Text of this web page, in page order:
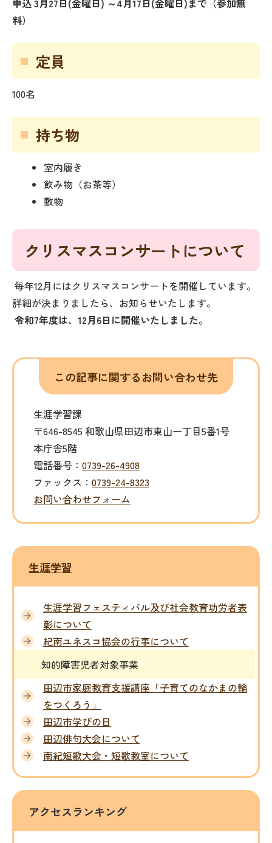
申込3月27日(金曜日) ～4月17日(金曜日)まで（参加無
料）
定員
100名
持ち物
室内履き
飲み物（お茶等）
敷物
クリスマスコンサートについて
毎年12月にはクリスマスコンサートを開催しています。
詳細が決まりましたら、お知らせいたします。
令和7年度は、12月6日に開催いたしました。
この記事に関するお問い合わせ先
生涯学習課
〒646-8545 和歌山県田辺市東山一丁目5番1号
本庁舎5階
電話番号： 0739-26-4908
ファックス： 0739-24-8323
お問い合わせフォーム
生涯学習
生涯学習フェスティバル及び社会教育功労者表
彰について
紀南ユネスコ協会の行事について
知的障害児者対象事業
田辺市家庭教育支援講座「子育てのなかまの輪
をつくろう」
田辺市学びの日
田辺俳句大会について
南紀短歌大会・短歌教室について
アクセスランキング